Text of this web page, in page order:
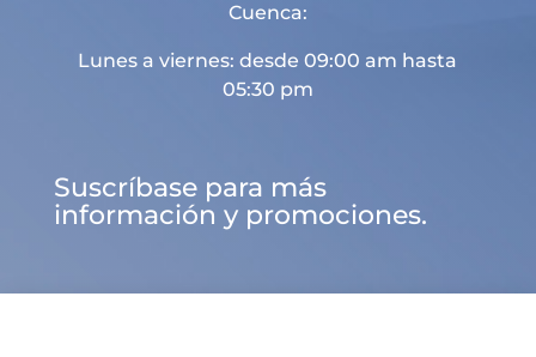
Cuenca:
Lunes a viernes: desde 09:00 am hasta
05:30 pm
Suscríbase para más
información y promociones.